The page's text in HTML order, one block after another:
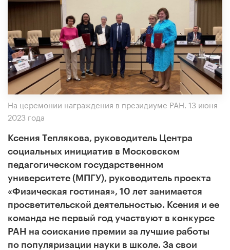
На церемонии награждения в президиуме РАН. 13 июня
2023 года
Ксения Теплякова, руководитель Центра
социальных инициатив в Московском
педагогическом государственном
университете (МПГУ), руководитель проекта
«Физическая гостиная», 10 лет занимается
просветительской деятельностью. Ксения и ее
команда не первый год участвуют в конкурсе
РАН на соискание премии за лучшие работы
по популяризации науки в школе. За свои